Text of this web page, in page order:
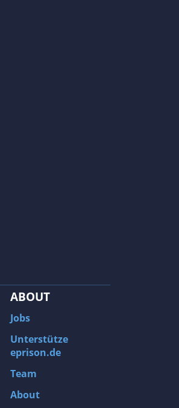
ABOUT
Jobs
Unterstütze
eprison.de
Team
About